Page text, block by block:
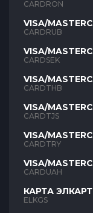
RON
CARDRON
VISA/
RUB
CARDRUB
VISA/
SEK
CARDSEK
VISA/
THB
CARDTHB
VISA/
TJS
CARDTJS
VISA/
TYR
CARDTRY
VISA/
UAH
CARDUAH
КАРТА ЭЛКАРТ
ELKGS